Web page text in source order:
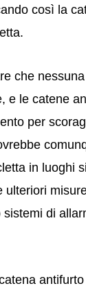
così la
che
e le catene
per
in luoghi
ulteriori
di